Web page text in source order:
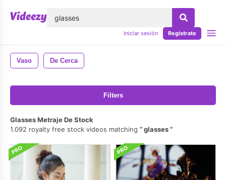
Iniciar sesión Regístrate
Vaso De Cerca
Filters
Glasses Metraje De Stock
1.092 royalty free stock videos matching
glasses